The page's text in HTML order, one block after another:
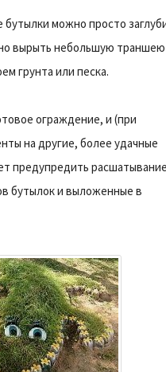
можно просто
вырыть небольшую траншею
грунта или песка.
ограждение, и (при
на другие, более удачные
предупредить расшатывание
бутылок и выложенные в